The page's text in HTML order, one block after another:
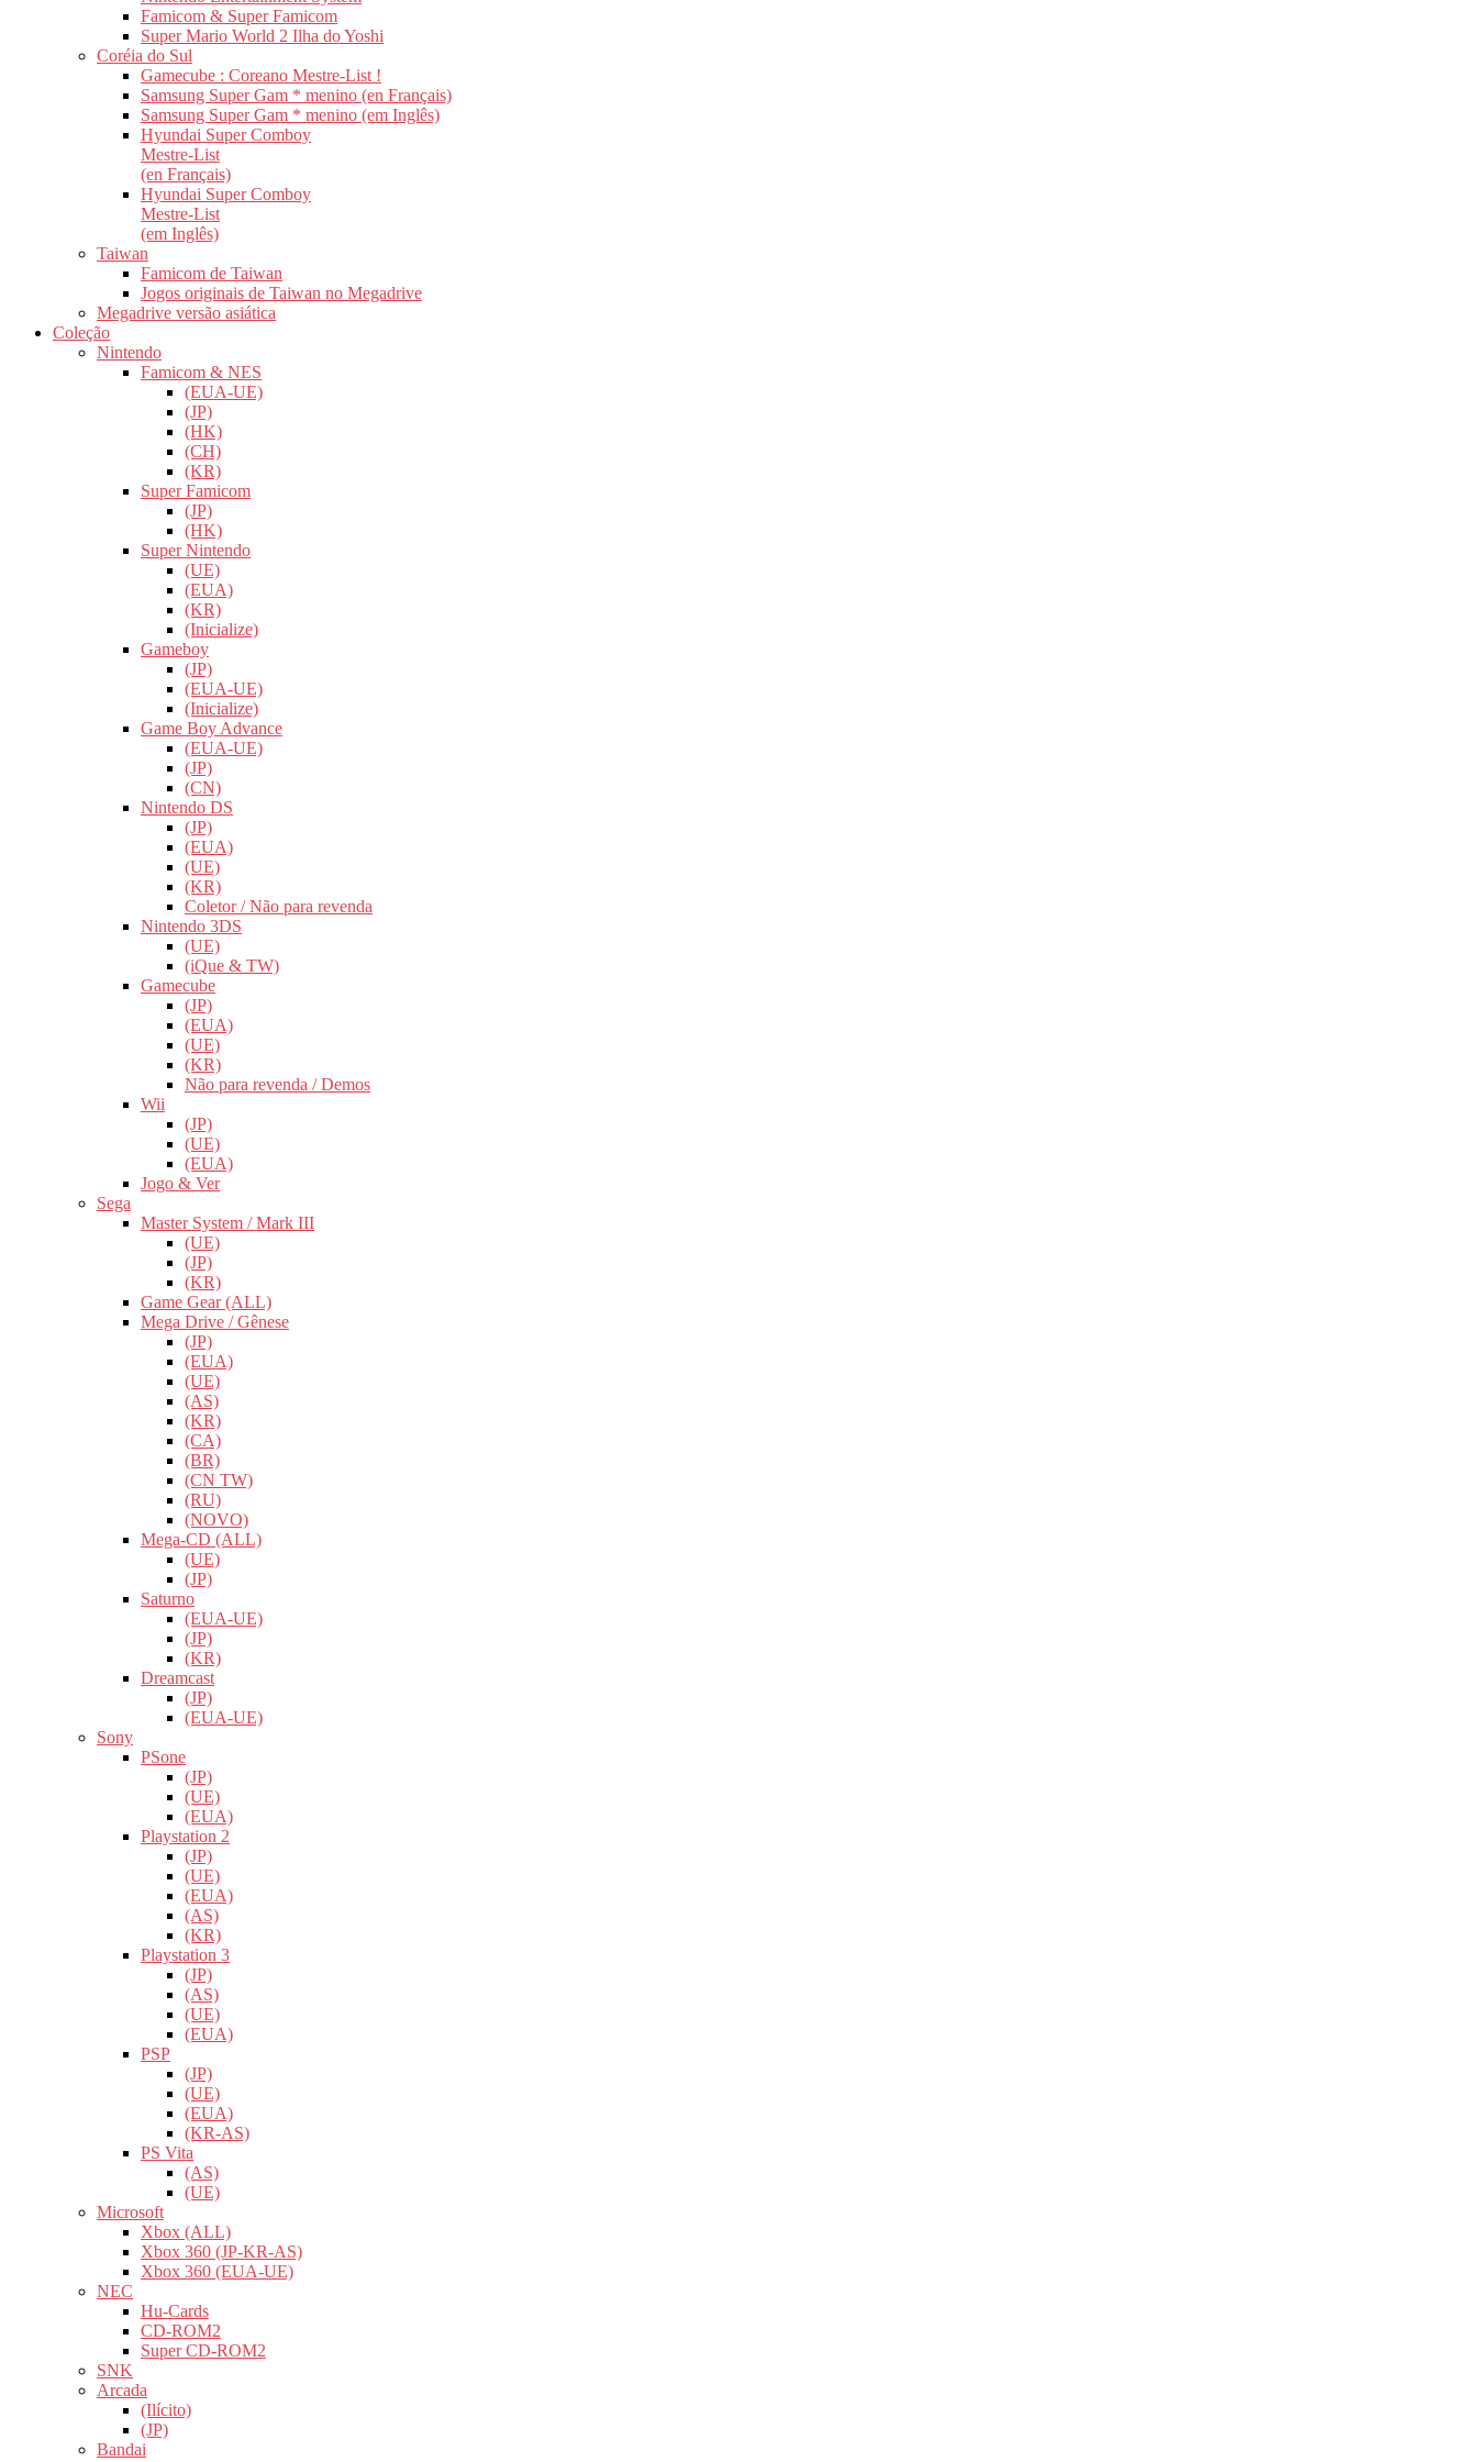
Famicom & Super Famicom
Super Mario World 2 Ilha do Yoshi
Coréia do Sul
Gamecube : Coreano Mestre-List !
Samsung Super Gam * menino (en Français)
Samsung Super Gam * menino (em Inglês)
Hyundai Super Comboy
Mestre-List
(en Français)
Hyundai Super Comboy
Mestre-List
(em Inglês)
Taiwan
Famicom de Taiwan
Jogos originais de Taiwan no Megadrive
Megadrive versão asiática
Coleção
Nintendo
Famicom & NES
(EUA-UE)
(JP)
(HK)
(CH)
(KR)
Super Famicom
(JP)
(HK)
Super Nintendo
(UE)
(EUA)
(KR)
(Inicialize)
Gameboy
(JP)
(EUA-UE)
(Inicialize)
Game Boy Advance
(EUA-UE)
(JP)
(CN)
Nintendo DS
(JP)
(EUA)
(UE)
(KR)
Coletor / Não para revenda
Nintendo 3DS
(UE)
(iQue & TW)
Gamecube
(JP)
(EUA)
(UE)
(KR)
Não para revenda / Demos
Wii
(JP)
(UE)
(EUA)
Jogo & Ver
Sega
Master System / Mark III
(UE)
(JP)
(KR)
Game Gear (ALL)
Mega Drive / Gênese
(JP)
(EUA)
(UE)
(AS)
(KR)
(CA)
(BR)
(CN TW)
(RU)
(NOVO)
Mega-CD (ALL)
(UE)
(JP)
Saturno
(EUA-UE)
(JP)
(KR)
Dreamcast
(JP)
(EUA-UE)
Sony
PSone
(JP)
(UE)
(EUA)
Playstation 2
(JP)
(UE)
(EUA)
(AS)
(KR)
Playstation 3
(JP)
(AS)
(UE)
(EUA)
PSP
(JP)
(UE)
(EUA)
(KR-AS)
PS Vita
(AS)
(UE)
Microsoft
Xbox (ALL)
Xbox 360 (JP-KR-AS)
Xbox 360 (EUA-UE)
NEC
Hu-Cards
CD-ROM2
Super CD-ROM2
SNK
Arcada
(Ilícito)
(JP)
Bandai